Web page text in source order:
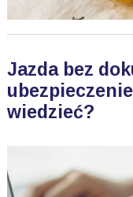
Jazda bez
wiedzieć?